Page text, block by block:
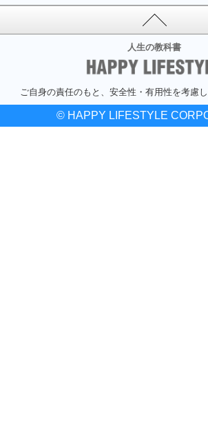
人生の教科書
ご自身の責任のもと、安全性・有用性を考慮し
© HAPPY LIFESTYLE